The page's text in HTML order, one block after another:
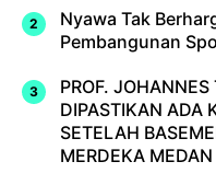
Nyawa Tak
Pembangunan
PROF. JOHANNES
DIPASTIKAN ADA
SETELAH
MERDEKA